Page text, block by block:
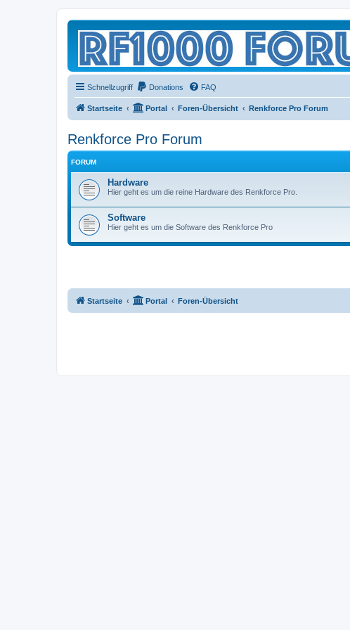
Schnellzugriff Donations FAQ
Startseite Portal Foren-Übersicht Renkforce Pro Forum
Renkforce Pro Forum
FORUM
Hardware
Hier geht es um die reine Hardware des Renkforce Pro.
Software
Hier geht es um die Software des Renkforce Pro
Startseite Portal Foren-Übersicht